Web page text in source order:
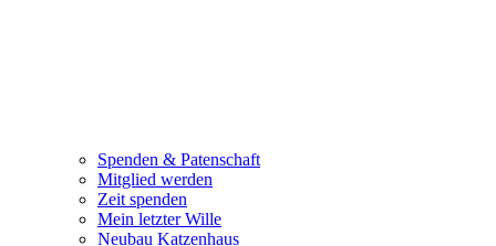
Spenden & Patenschaft
Mitglied werden
Zeit spenden
Mein letzter Wille
Neubau Katzenhaus